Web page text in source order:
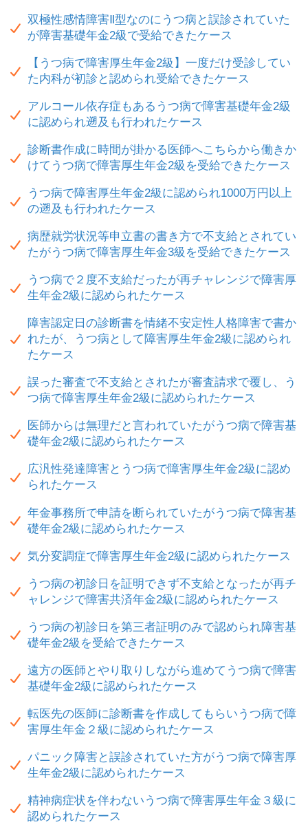
双極性感情障害Ⅱ型なのにうつ病と誤診されていた
が障害基礎年金2級で受給できたケース
【うつ病で障害厚生年金2級】一度だけ受診してい
た内科が初診と認められ受給できたケース
アルコール依存症もあるうつ病で障害基礎年金2級
に認められ遡及も行われたケース
診断書作成に時間が掛かる医師へこちらから働きか
けてうつ病で障害厚生年金2級を受給できたケース
うつ病で障害厚生年金2級に認められ1000万円以上
の遡及も行われたケース
病歴就労状況等申立書の書き方で不支給とされてい
たがうつ病で障害厚生年金3級を受給できたケース
うつ病で２度不支給だったが再チャレンジで障害厚
生年金2級に認められたケース
障害認定日の診断書を情緒不安定性人格障害で書か
れたが、うつ病として障害厚生年金2級に認められ
たケース
誤った審査で不支給とされたが審査請求で覆し、う
つ病で障害厚生年金2級に認められたケース
医師からは無理だと言われていたがうつ病で障害基
礎年金2級に認められたケース
広汎性発達障害とうつ病で障害厚生年金2級に認め
られたケース
年金事務所で申請を断られていたがうつ病で障害基
礎年金2級に認められたケース
気分変調症で障害厚生年金2級に認められたケース
うつ病の初診日を証明できず不支給となったが再チ
ャレンジで障害共済年金2級に認められたケース
うつ病の初診日を第三者証明のみで認められ障害基
礎年金2級を受給できたケース
遠方の医師とやり取りしながら進めてうつ病で障害
基礎年金2級に認められたケース
転医先の医師に診断書を作成してもらいうつ病で障
害厚生年金２級に認められたケース
パニック障害と誤診されていた方がうつ病で障害厚
生年金2級に認められたケース
精神病症状を伴わないうつ病で障害厚生年金３級に
認められたケース